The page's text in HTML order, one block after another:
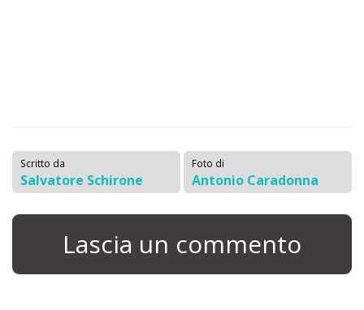
Scritto da
Salvatore Schirone
Foto di
Antonio Caradonna
Lascia un commento